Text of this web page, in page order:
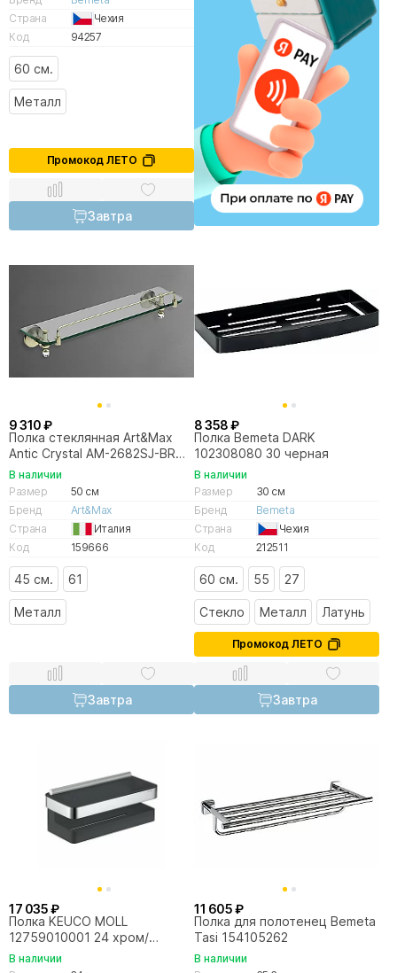
Страна
Чехия
Код
94257
60 см.
Металл
Промокод ЛЕТО
Завтра
9 310 ₽
Полка стеклянная Art&Max
Antic Crystal AM-2682SJ-BR
бронза
В наличии
Размер
50 см
Бренд
Art&Max
Страна
Италия
Код
159666
45 см. 61
Металл
Завтра
8 358 ₽
Полка Bemeta DARK
102308080 30 черная
В наличии
Размер
30 см
Бренд
Bemeta
Страна
Чехия
Код
212511
60 см. 55 27
Стекло Металл Латунь
Промокод ЛЕТО
Завтра
17 035 ₽
Полка KEUCO MOLL
12759010001 24 хром/
антрацит
В наличии
11 605 ₽
Полка для полотенец Bemeta
Tasi 154105262
В наличии